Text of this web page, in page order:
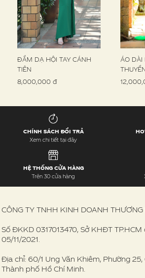
ĐẦM DẠ HỘI TAY CÁNH
TIÊN
8,000,000 đ
ÁO DÀI
CHÍNH SÁCH ĐỔI TRẢ
Xem chi tiết tại đây
HỆ THỐNG CỬA HÀNG
Trên 30 cửa hàng
CÔNG TY TNHH KINH DOANH
Số ĐKKD 0317013470, Sở KHĐT
05/11/2021.
Địa chỉ: 60/1 Ung Văn Khiêm, Phường 25,
Thành phố Hồ Chí Minh.